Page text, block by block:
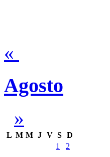
«
Agosto
»
L M M J V S D
1
2